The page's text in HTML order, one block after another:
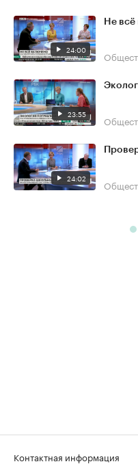
24:00
Не
23:55
24:02
Контактная информация